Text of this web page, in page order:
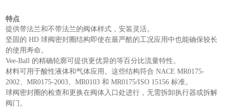
特点
提供带法兰和不带法兰的阀体样式，安装灵活。
坚固的 HD 球阀密封圈结构即使在最严酷的工况应用中也能确保较长
的使用寿命。
Vee-Ball 的精确轮廓可提供更优异的等百分比流量特性。
材料可用于酸性液体和气体应用。这些结构符合 NACE MR0175-
2002、MR0175-2003、MR0103 和 MR0175/ISO 15156 标准。
球阀密封圈的检查和更换在阀体入口处进行，无需拆卸执行器或拆解
阀门。